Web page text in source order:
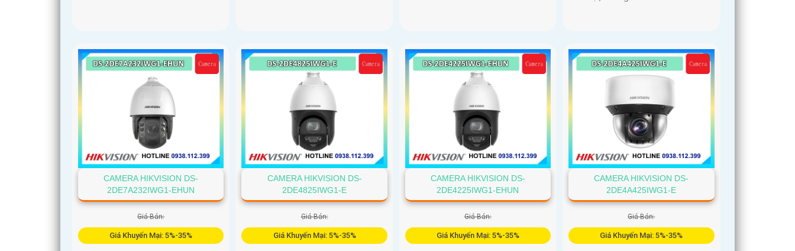
CAMERA HIKVISION DS-
2DE7A232IWG1-EHUN
Giá Bán:
Giá Khuyến Mại: 5%-35%
CAMERA HIKVISION DS-
2DE4825IWG1-E
Giá Bán:
Giá Khuyến Mại: 5%-35%
CAMERA HIKVISION DS-
2DE4225IWG1-EHUN
Giá Bán:
Giá Khuyến Mại: 5%-35%
CAMERA HIKVISION DS-
2DE4A425IWG1-E
Giá Bán:
Giá Khuyến Mại: 5%-35%